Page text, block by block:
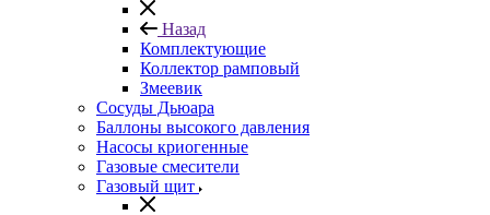
Назад
Комплектующие
Коллектор рамповый
Змеевик
Сосуды Дьюара
Баллоны высокого давления
Насосы криогенные
Газовые смесители
Газовый щит